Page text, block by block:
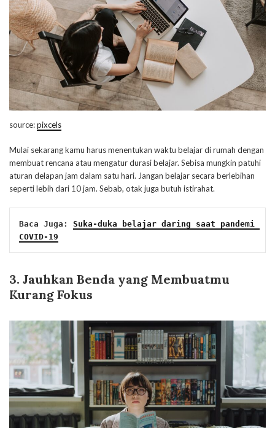
source:pixcels
Mulai sekarang kamu harus menentukan waktu belajar di rumah dengan
membuat rencana atau mengatur durasi belajar. Sebisa mungkin patuhi
aturan delapan jam dalam satu hari. Jangan belajar secara berlebihan
seperti lebih dari 10 jam. Sebab, otak juga butuh istirahat.
Baca Juga: Suka-duka belajar daring saat pandemi
COVID-19
3. Jauhkan Benda yang Membuatmu
Kurang Fokus